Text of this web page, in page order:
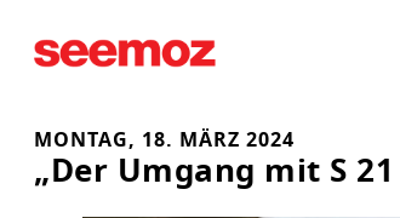
Inhalt
MONTAG, 18. MÄRZ 2024
„Der Umgang mit S